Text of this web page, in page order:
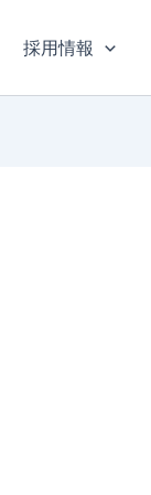
採用情報